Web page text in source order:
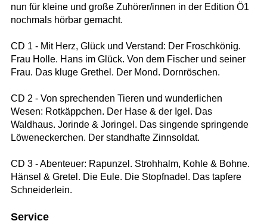
nun für kleine und große Zuhörer/innen in der Edition Ö1
nochmals hörbar gemacht.
CD 1 - Mit Herz, Glück und Verstand: Der Froschkönig.
Frau Holle. Hans im Glück. Von dem Fischer und seiner
Frau. Das kluge Grethel. Der Mond. Dornröschen.
CD 2 - Von sprechenden Tieren und wunderlichen
Wesen: Rotkäppchen. Der Hase & der Igel. Das
Waldhaus. Jorinde & Joringel. Das singende springende
Löweneckerchen. Der standhafte Zinnsoldat.
CD 3 - Abenteuer: Rapunzel. Strohhalm, Kohle & Bohne.
Hänsel & Gretel. Die Eule. Die Stopfnadel. Das tapfere
Schneiderlein.
Service